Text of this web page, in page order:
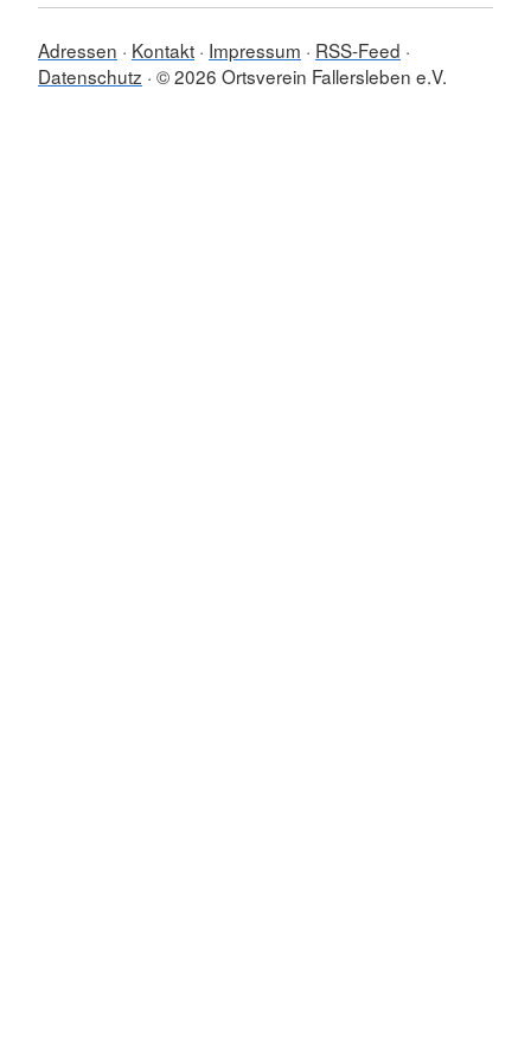
Adressen Kontakt Impressum
RSS-Feed
Datenschutz © 2026 Ortsverein Fallersleben e.V.